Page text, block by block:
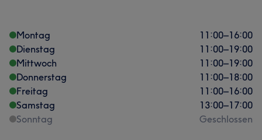
Montag 11:00–16:00
Dienstag
11:00–19:00
Mittwoch
11:00–19:00
Donnerstag
11:00–18:00
Freitag
11:00–16:00
Samstag
13:00–17:00
Sonntag
Geschlossen